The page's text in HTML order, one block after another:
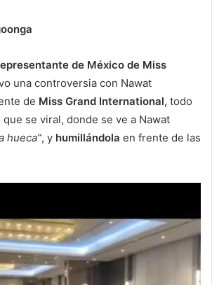
de México de Miss
una controversia con Nawat
de Miss Grand International, todo
se viral, donde se ve a Nawat
hueca”, y humillándola en frente de las